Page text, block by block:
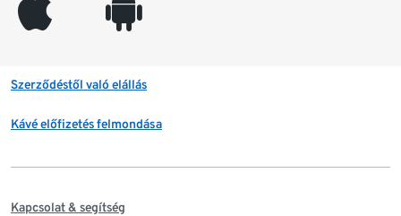
appleinc android
Szerződéstől való elállás
Kávé előfizetés felmondása
Kapcsolat & segítség